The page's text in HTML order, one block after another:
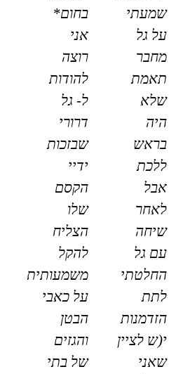
שמעתי
על גל
מחבר
תאמת
שלא
היה
בראש
ללכת
אבל
לאחר
שיחה
עם גל
החלטתי
לתת
הזדמנות
י(ש לציין
שאני
בחום*
אני
רוצה
להודות
ל- גל
דרורי
שבזכות
ידיי
הקסם
שלו
הצליח
להקל
משמעותית
על כאבי
הבטן
והגזים
של בתי